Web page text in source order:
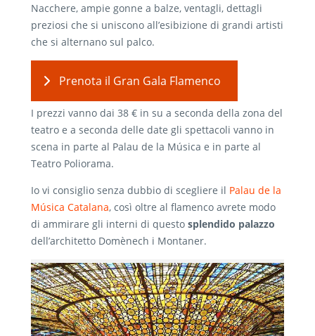
Nacchere, ampie gonne a balze, ventagli, dettagli
preziosi che si uniscono all’esibizione di grandi artisti
che si alternano sul palco.
Prenota il Gran Gala Flamenco
I prezzi vanno dai 38 € in su a seconda della zona del
teatro e a seconda delle date gli spettacoli vanno in
scena in parte al Palau de la Música e in parte al
Teatro Poliorama.
Io vi consiglio senza dubbio di scegliere il Palau de la
Música Catalana, così oltre al flamenco avrete modo
di ammirare gli interni di questo splendido palazzo
dell’architetto Domènech i Montaner.